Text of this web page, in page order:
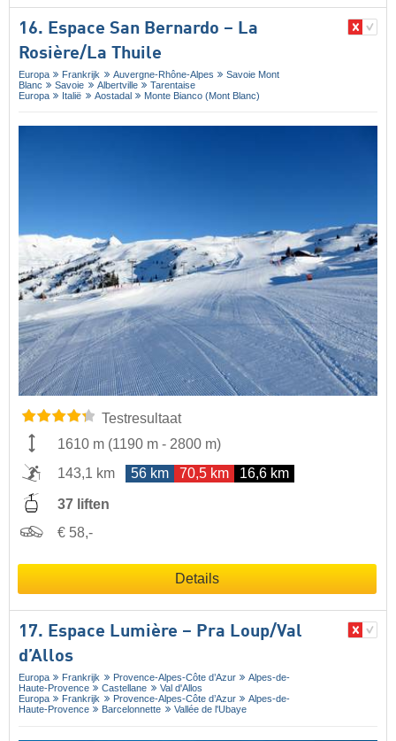
16. Espace San Bernardo – La
Rosière/​La Thuile
Europa Frankrijk Auvergne-Rhône-Alpes
Savoie Mont
Blanc
Savoie Albertville
Tarentaise
Europa
Italië Aostadal Monte Bianco (Mont Blanc)
Testresultaat
1610 m (1190 m - 2800 m)
143,1 km
56 km 70,5 km 16,6 km
37 liften
€ 58,-
Details
17. Espace Lumière – Pra Loup/​Val
d’Allos
Europa Frankrijk Provence-Alpes-Côte d’Azur
Alpes-de-
Haute-Provence
Castellane
Val d'Allos
Europa
Frankrijk Provence-Alpes-Côte d’Azur
Alpes-de-
Haute-Provence
Barcelonnette Vallée de l'Ubaye